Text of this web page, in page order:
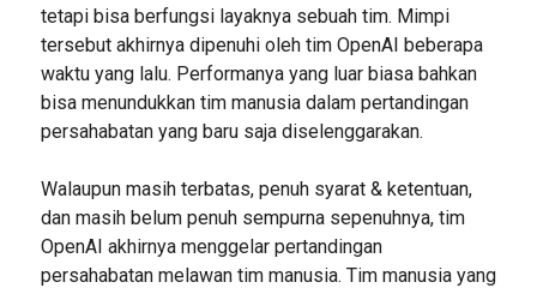
tetapi bisa berfungsi layaknya sebuah tim. Mimpi
tersebut akhirnya dipenuhi oleh tim OpenAI beberapa
waktu yang lalu. Performanya yang luar biasa bahkan
bisa menundukkan tim manusia dalam pertandingan
persahabatan yang baru saja diselenggarakan.
Walaupun masih terbatas, penuh syarat & ketentuan,
dan masih belum penuh sempurna sepenuhnya, tim
OpenAI akhirnya menggelar pertandingan
persahabatan melawan tim manusia. Tim manusia yang